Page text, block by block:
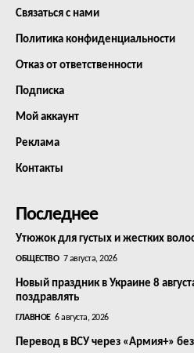
Связаться с нами
Политика конфиденциальности
Отказ от ответственности
Подписка
Мой аккаунт
Реклама
Контакты
Последнее
Утюжок для густых и жестких
ОБЩЕСТВО 7 августа, 2026
Новый праздник в Украине 8
поздравлять
ГЛАВНОЕ 6 августа, 2026
Перевод в ВСУ через «Армия+»